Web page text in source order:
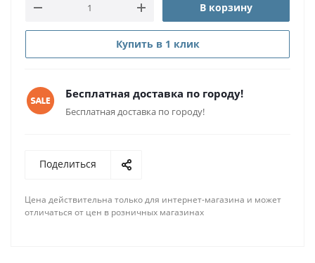
В корзину
Купить в 1 клик
Бесплатная доставка по городу!
Бесплатная доставка по городу!
Поделиться
Цена действительна только для интернет-магазина и может
отличаться от цен в розничных магазинах